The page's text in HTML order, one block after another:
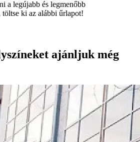
a legújabb és legmenőbb
ki az alábbi űrlapot!
ajánljuk még